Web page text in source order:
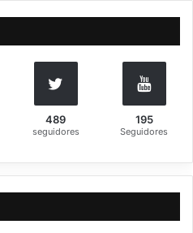
a
:
489
seguidores
195
Seguidores